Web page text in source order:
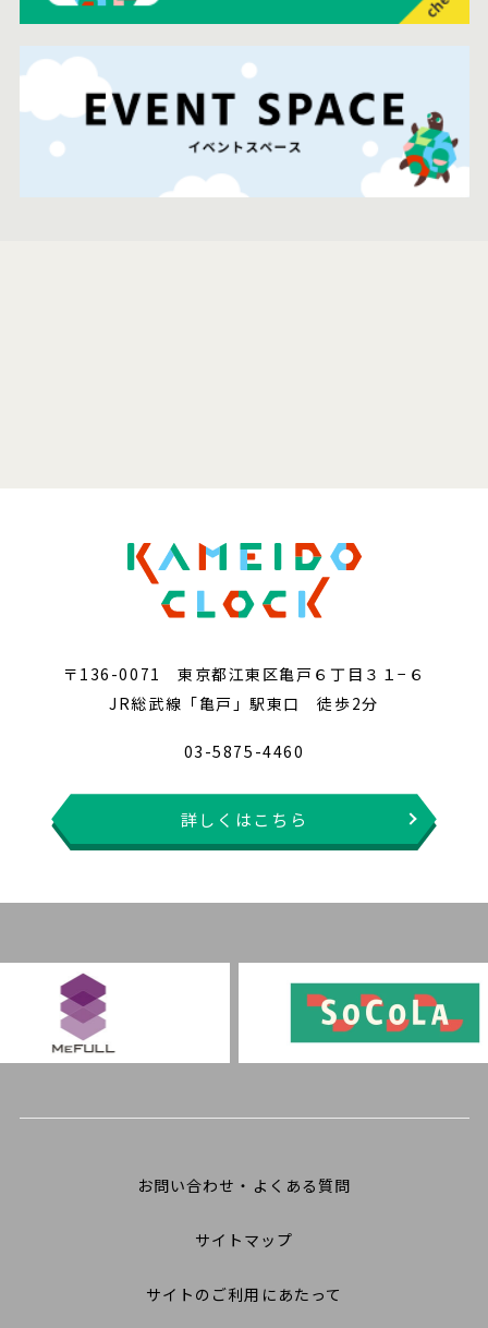
〒136-0071 東京都江東区亀戸６丁目３１−６
JR総武線「亀戸」駅東口 徒歩2分
03-5875-4460
詳しくはこちら
お問い合わせ・よくある質問
サイトマップ
サイトのご利用にあたって